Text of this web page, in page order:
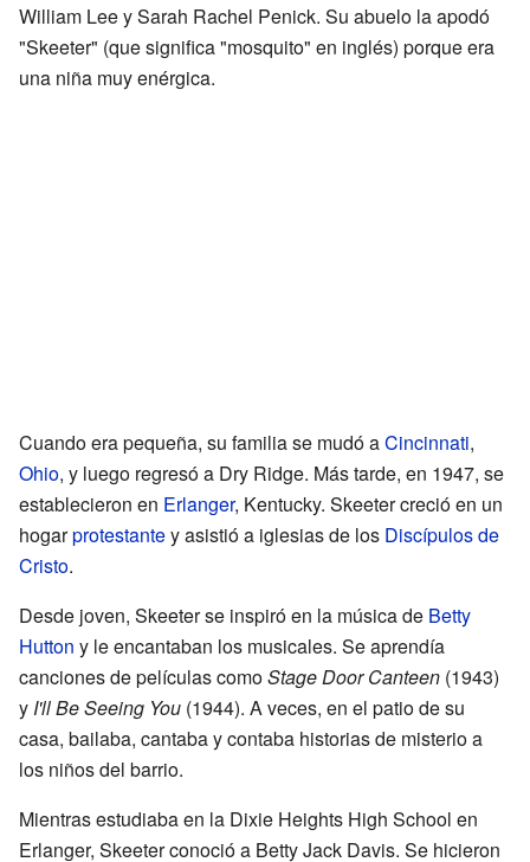
William Lee y Sarah Rachel Penick. Su abuelo la apodó
"Skeeter" (que significa "mosquito" en inglés) porque era
una niña muy enérgica.
Cuando era pequeña, su familia se mudó aCincinnati,
Ohio, y luego regresó a Dry Ridge. Más tarde, en 1947, se
establecieron en Erlanger, Kentucky. Skeeter creció en un
hogarprotestantey asistió a iglesias de los Discípulos de
Cristo.
Desde joven, Skeeter se inspiró en la música de Betty
Hutton y le encantaban los musicales. Se aprendía
canciones de películas comoStage Door Canteen (1943)
y I'll Be Seeing You (1944). A veces, en el patio de su
casa, bailaba, cantaba y contaba historias de misterio a
los niños del barrio.
Mientras estudiaba en la Dixie Heights High School en
Erlanger, Skeeter conoció a Betty Jack Davis. Se hicieron